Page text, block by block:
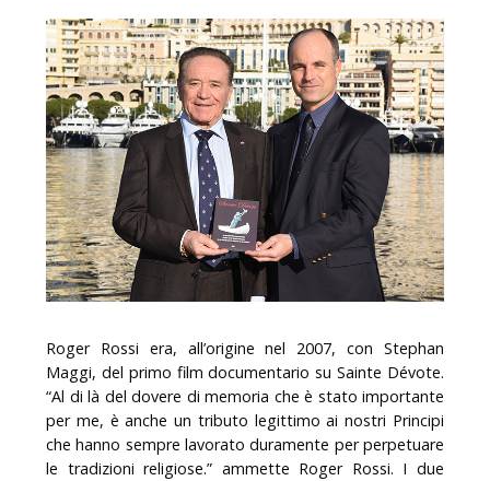
Roger Rossi era, all’origine nel 2007, con Stephan
Maggi, del primo film documentario su Sainte Dévote.
“Al di là del dovere di memoria che è stato importante
per me, è anche un tributo legittimo ai nostri Principi
che hanno sempre lavorato duramente per perpetuare
le tradizioni religiose.” ammette Roger Rossi. I due